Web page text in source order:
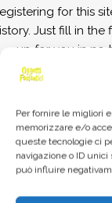
Per fornire le migliori
memorizzare e/o
queste tecnologie ci
navigazione o ID
può influire
for this
Just fill in
up for you in no
necessary to